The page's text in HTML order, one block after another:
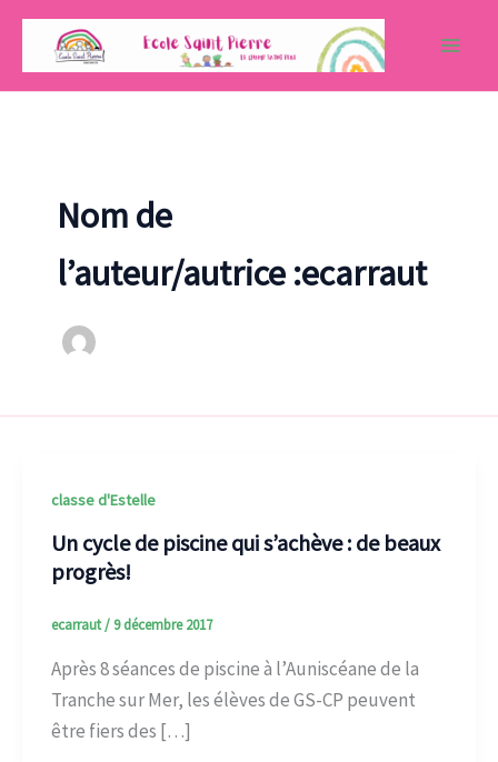
Aller
contenu
Nom de
l’auteur/autrice :ecarraut
classe d'Estelle
Un cycle de piscine qui s’achève : de beaux
progrès!
ecarraut/ 9 décembre 2017
Après 8 séances de piscine à l’Auniscéane de la
Tranche sur Mer, les élèves de GS-CP peuvent
être fiers des […]